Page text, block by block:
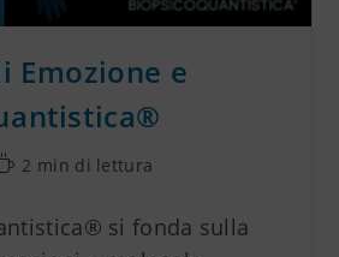
Emozione e
2 min di lettura
si fonda sulla